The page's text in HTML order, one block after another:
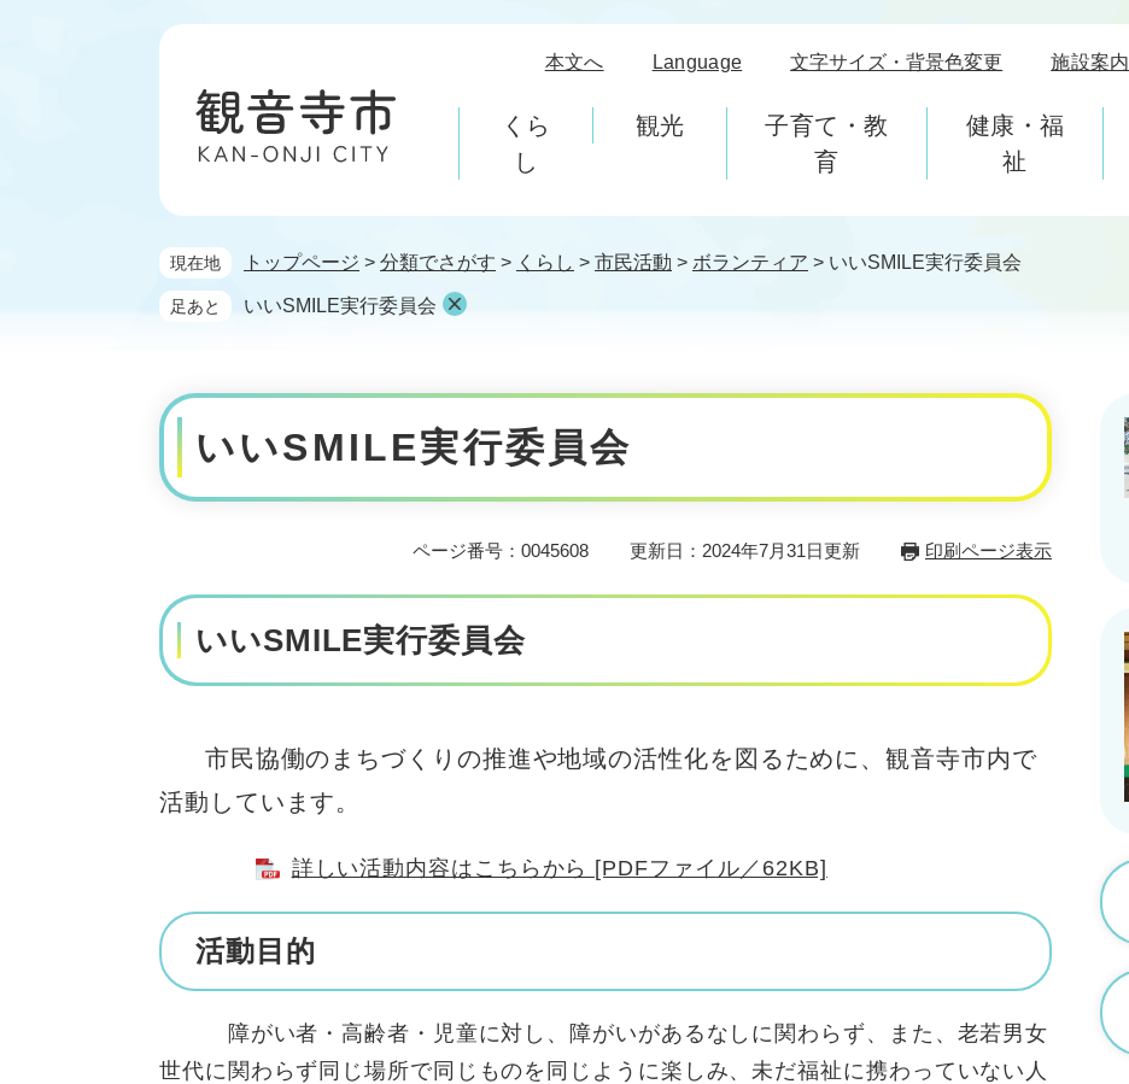
本文へ Language 文字サイズ・背景色変更 施設案内
くら
し
観光
子育て・教
育
健康・福
祉
現在地 トップページ > 分類でさがす > くらし > 市民活動 > ボランティア > いいSMILE実行委員会
足あと いいSMILE実行委員会
本
文
いいSMILE実行委員会
ページ番号：0045608 更新日：2024年7月31日更新 印刷ページ表示
いいSMILE実行委員会
市民協働のまちづくりの推進や地域の活性化を図るために、観音寺市内で
活動しています。
詳しい活動内容はこちらから [PDFファイル／62KB]
活動目的
障がい者・高齢者・児童に対し、障がいがあるなしに関わらず、また、老若男女
世代に関わらず同じ場所で同じものを同じように楽しみ、未だ福祉に携わっていない人